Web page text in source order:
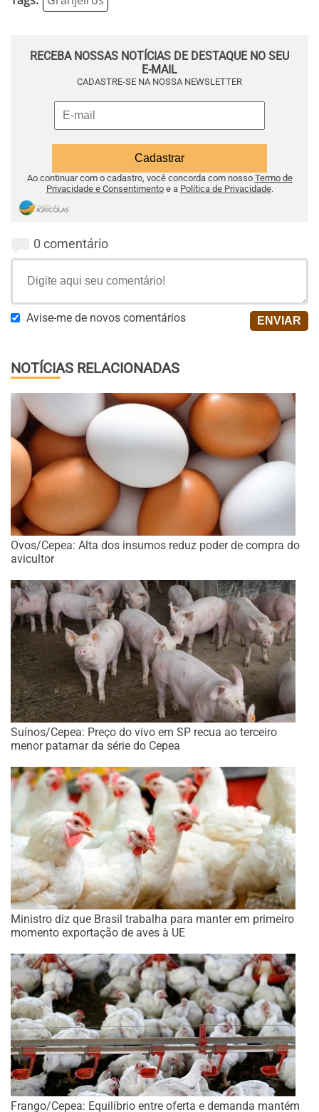
RECEBA NOSSAS NOTÍCIAS DE DESTAQUE NO SEU
E-MAIL
CADASTRE-SE NA NOSSA NEWSLETTER
Ao continuar com o cadastro, você concorda com nosso Termo de
Privacidade e Consentimentoe a Política de Privacidade.
0 comentário
Avise-me de novos comentários
NOTÍCIAS RELACIONADAS
Ovos/Cepea: Alta dos insumos reduz poder de compra do
avicultor
Suínos/Cepea: Preço do vivo em SP recua ao terceiro
menor patamar da série do Cepea
Ministro diz que Brasil trabalha para manter em primeiro
momento exportação de aves à UE
Frango/Cepea: Equilíbrio entre oferta e demanda mantém